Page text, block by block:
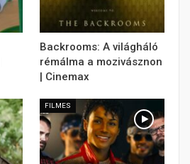
Backrooms: A világháló
rémálma a mozivásznon
| Cinemax
FILMES